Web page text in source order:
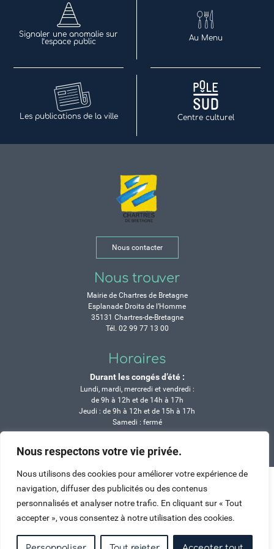
Nous respectons votre vie privée.
Nous utilisons des cookies pour améliorer votre expérience de
navigation, diffuser des publicités ou des contenus
personnalisés et analyser notre trafic. En cliquant sur « Tout
accepter », vous consentez à notre utilisation des cookies.
Signaler une anomalie sur
l’espace public
Au Menu
Les publications de la ville Centre culturel
Nous contacter
Nous trouver
Mairie de Chartres de Bretagne
Esplanade Droits de l’Homme
35131 Chartres-de-Bretagne
Tél. 02 99 77 13 00
Horaires
Durant les congés d’été :
Lundi, mardi, mercredi et vendredi :
de 9h à 12h et de 14h à 17h
Jeudi : de 9h à 12h et de 15h à 17h
Samedi : fermé
Crédits Mentions légales Contactez-nous
Haut de page